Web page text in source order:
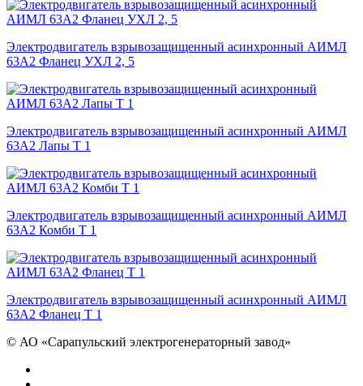
Электродвигатель взрывозащищенный асинхронный АИМЛ
63А2 Фланец УХЛ 2, 5
Электродвигатель взрывозащищенный асинхронный АИМЛ
63А2 Лапы Т 1
Электродвигатель взрывозащищенный асинхронный АИМЛ
63А2 Комби Т 1
Электродвигатель взрывозащищенный асинхронный АИМЛ
63А2 Фланец Т 1
© АО «Сарапульский электрогенераторный завод»